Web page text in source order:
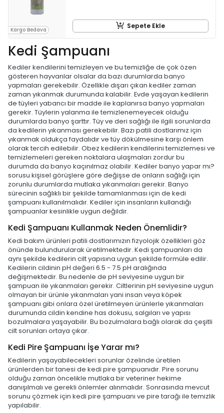
Kargo Bedava Sepete Ekle
Kedi Şampuanı
Kediler kendilerini temizleyen ve bu temizliğe de çok özen
gösteren hayvanlar olsalar da bazı durumlarda banyo
yapmaları gerekebilir. Özellikle dışarı çıkan kediler zaman
zaman yıkanmak durumunda kalabilir. Evde yaşayan kedilerin
de tüyleri yabancı bir madde ile kaplanırsa banyo yapmaları
gerekir. Tüylerin yalanma ile temizlenemeyecek olduğu
durumlarda banyo şarttır. Tüy ve deri sağlığı ile ilgili sorunlarda
da kedilerin yıkanması gerekebilir. Bazı patili dostlarımız için
yıkanmak oldukça faydalıdır ve tüy dökülmesine karşı önlem
olarak tercih edilebilir. Obez kedilerin kendilerini temizlemesi ve
temizlemeleri gereken noktalara ulaşmaları zordur bu
durumda da banyo kaçınılmaz olabilir. Kediler banyo yapar mı?
sorusu kişisel görüşlere göre değişse de onların sağlığı için
zorunlu durumlarda mutlaka yıkanmaları gerekir. Banyo
sürecinin sağlıklı bir şekilde tamamlanması için de kedi
şampuanı kullanılmalıdır. Kediler için insanların kullandığı
şampuanlar kesinlikle uygun değildir.
Kedi Şampuanı Kullanmak Neden Önemlidir?
Kedi bakım ürünleri patili dostlarımızın fizyolojik özellikleri göz
önünde bulundurularak üretilmektedir. Kedi şampuanları da
aynı şekilde kedilerin cilt yapısına uygun şekilde formüle edilir.
Kedilerin cildinin pH değeri 6.5 - 7.5 pH aralığında
değişmektedir. Bu nedenle de pH seviyesine uygun bir
şampuan ile yıkanmaları gerekir. Ciltlerinin pH seviyesine uygun
olmayan bir ürünle yıkanmaları yani insan veya köpek
şampuanı gibi onlara özel üretilmeyen ürünlerle yıkanmaları
durumunda cildin kendine has dokusu, salgıları ve yapısı
bozulmalara yaşayabilir. Bu bozulmalara bağlı olarak da çeşitli
cilt sorunları ortaya çıkar.
Kedi Pire Şampuanı İşe Yarar mı?
Kedilerin yaşayabilecekleri sorunlar özelinde üretilen
ürünlerden bir tanesi de kedi pire şampuanıdır. Pire sorunu
olduğu zaman öncelikle mutlaka bir veteriner hekime
danışılmalı ve gerekli önlemler alınmalıdır. Sonrasında mevcut
sorunu çözmek için kedi pire şampuanı ve pire tarağı ile temizlik
yapılabilir.